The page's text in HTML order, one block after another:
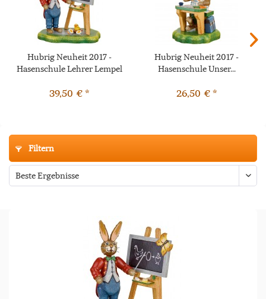
Hubrig Neuheit 2017 -
Hasenschule Lehrer Lempel
39,50 € *
Hubrig Neuheit 2017 -
Hasenschule Unser...
26,50 € *
Filtern